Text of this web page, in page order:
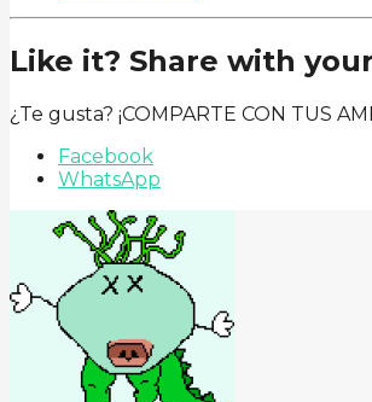
Like it? Share with
¿Te gusta? ¡COMPARTE CON TUS
Facebook
WhatsApp